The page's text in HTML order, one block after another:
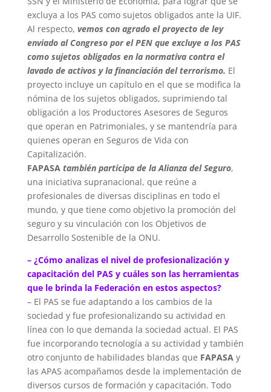
excluya a los PAS como sujetos obligados ante la UIF.
Al respecto, vemos con agrado el proyecto de ley
enviado al Congreso por el PEN que excluye a los PAS
como sujetos obligados en la normativa contra el
lavado de activos y la financiación del terrorismo. El
proyecto incluye un capítulo en el que se modifica la
nómina de los sujetos obligados, suprimiendo tal
obligación a los Productores Asesores de Seguros
que operan en Patrimoniales, y se mantendría para
quienes operan en Seguros de Vida con
Capitalización.
FAPASA también participa de la Alianza del Seguro,
una iniciativa supranacional, que reúne a
profesionales de diversas disciplinas en todo el
mundo, y que tiene como objetivo la promoción del
seguro y su vinculación con los Objetivos de
Desarrollo Sostenible de la ONU.
– ¿Cómo analizas el nivel de profesionalización y
capacitación del PAS y cuáles son las herramientas
que le brinda la Federación en estos aspectos?
– El PAS se fue adaptando a los cambios de la
sociedad y fue profesionalizando su actividad en
línea con lo que demanda la sociedad actual. El PAS
fue incorporando tecnología a su actividad y también
otro conjunto de habilidades blandas que FAPASA y
las APAS acompañamos desde la implementación de
diversos cursos de formación y capacitación. Todo